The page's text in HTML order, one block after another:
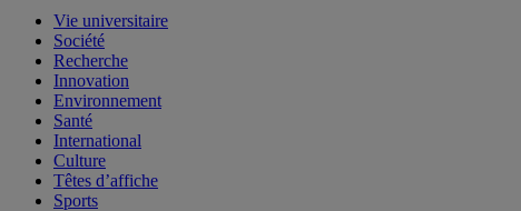
Vie universitaire
Société
Recherche
Innovation
Environnement
Santé
International
Culture
Têtes d’affiche
Sports